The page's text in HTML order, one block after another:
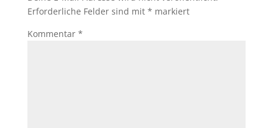
Erforderliche Felder sind mit * markiert
Kommentar *